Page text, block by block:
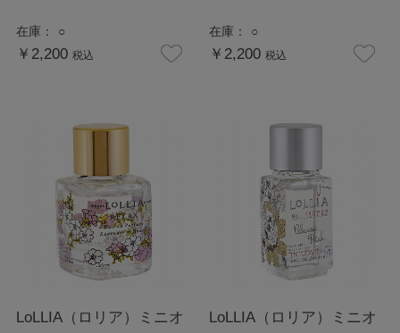
在庫： ○
￥2,200 税込
在庫： ○
￥2,200 税込
LoLLIA（ロリア）ミニオ
LoLLIA（ロリア）ミニオ